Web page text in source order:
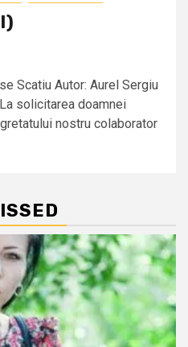
Scatiu Autor: Aurel Sergiu
solicitarea doamnei
nostru colaborator